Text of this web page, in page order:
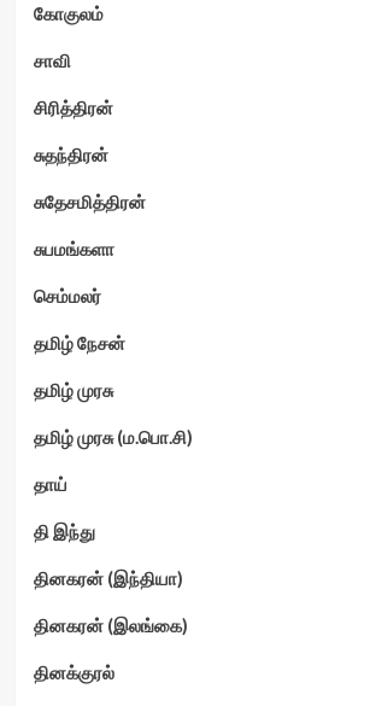
கோகுலம்
சாவி
சிரித்திரன்
சுதந்திரன்
சுதேசமித்திரன்
சுபமங்களா
செம்மலர்
தமிழ் நேசன்
தமிழ் முரசு
தமிழ் முரசு (ம.பொ.சி)
தாய்
தி இந்து
தினகரன் (இந்தியா)
தினகரன் (இலங்கை)
தினக்குரல்